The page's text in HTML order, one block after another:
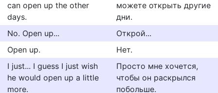
can open up the other
days.
можете открыть другие
дни.
No. Open up...
Открой...
Open up.
Нет.
I just... I guess I just wish
he would open up a little
more.
Просто мне хочется,
чтобы он раскрылся
побольше.